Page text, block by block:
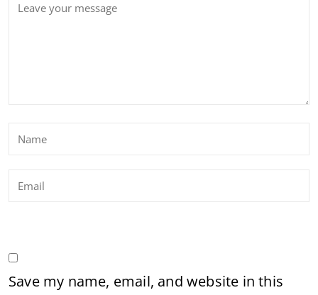
Save my name, email, and website in this